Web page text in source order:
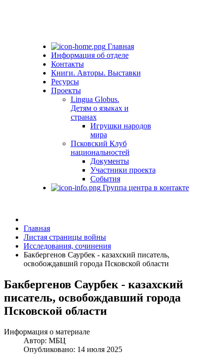
Главная
Информация об отделе
Контакты
Книги. Авторы. Выставки
Ресурсы
Проекты
Lingua Globus.
Детям о языках и
странах
Игрушки народов
мира
Псковский Клуб
национальностей
Документы
Участники проекта
События
Группа центра в контакте
Главная
Листая страницы войны
Исследования, сочинения
Бакбергенов Саурбек - казахский писатель,
освобождавший города Псковской области
Бакбергенов Саурбек - казахский
писатель, освобождавший города
Псковской области
Информация о материале
Автор: МБЦ
Опубликовано: 14 июля 2025